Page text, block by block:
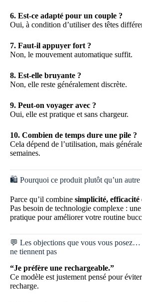
6. Est-ce adapté pour un couple ?
Oui, à condition d’utiliser des têtes
7. Faut-il appuyer fort ?
Non, le mouvement automatique suffit.
8. Est-elle bruyante ?
Non, elle reste généralement discrète.
9. Peut-on voyager avec ?
Oui, elle est pratique et sans chargeur.
10. Combien de temps dure une pile ?
Cela dépend de l’utilisation, mais
semaines.
🛍️ Pourquoi ce produit plutôt qu’un autre
Parce qu’il combine simplicité, efficacité
Pas besoin de technologie complexe :
pratique pour améliorer votre routine
💬 Les objections que vous vous
ne tiennent pas
“Je préfère une rechargeable.”
Ce modèle est justement pensé pour
recharge.